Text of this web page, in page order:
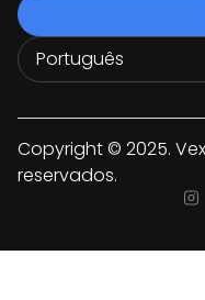
Copyright © 2025.
reservados.